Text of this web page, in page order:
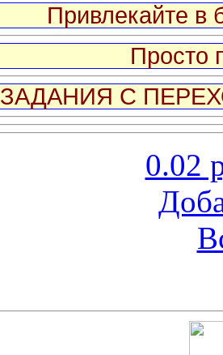
Привлекайте в
Просто
ЗАДАНИЯ С
0.02